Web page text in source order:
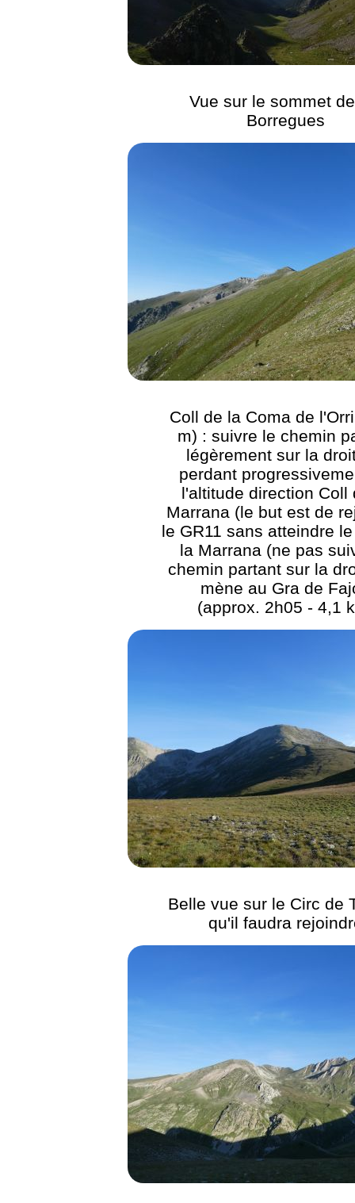
Vue sur le sommet
Borregues
Coll de la Coma de
m) : suivre le chemin
légèrement sur la
perdant
l'altitude direction Coll
Marrana (le but est de
le GR11 sans atteindre
la Marrana (ne pas
chemin partant sur la
mène au Gra de
(approx. 2h05 - 4,1
Belle vue sur le Circ de
qu'il faudra